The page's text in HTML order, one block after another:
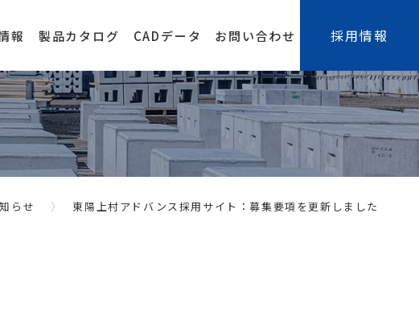
報 製品カタログ CADデータ お問い合わせ 採用情報
らせ 東陽上村アドバンス採用サイト：募集要項を更新しました